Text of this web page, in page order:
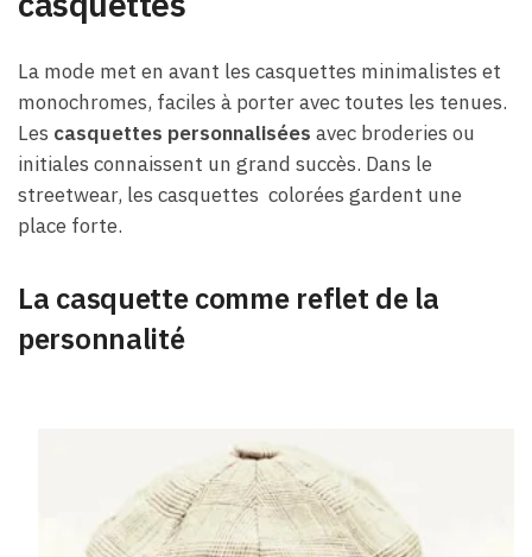
La mode met en avant les casquettes minimalistes et
monochromes, faciles à porter avec toutes les tenues.
Les casquettes personnalisées avec broderies ou
initiales connaissent un grand succès. Dans le
streetwear, les casquettes colorées gardent une
place forte.
La casquette comme reflet de la
personnalité